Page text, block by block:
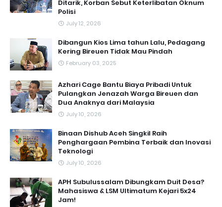
Ditarik, Korban Sebut Keterlibatan Oknum
Polisi
July 12, 2026
Dibangun Kios Lima tahun Lalu, Pedagang
Kering Bireuen Tidak Mau Pindah
February 03, 2025
Azhari Cage Bantu Biaya Pribadi Untuk
Pulangkan Jenazah Warga Bireuen dan
Dua Anaknya dari Malaysia
July 10, 2026
Binaan Dishub Aceh Singkil Raih
Penghargaan Pembina Terbaik dan Inovasi
Teknologi
July 10, 2026
APH Subulussalam Dibungkam Duit Desa?
Mahasiswa & LSM Ultimatum Kejari 5x24
Jam!